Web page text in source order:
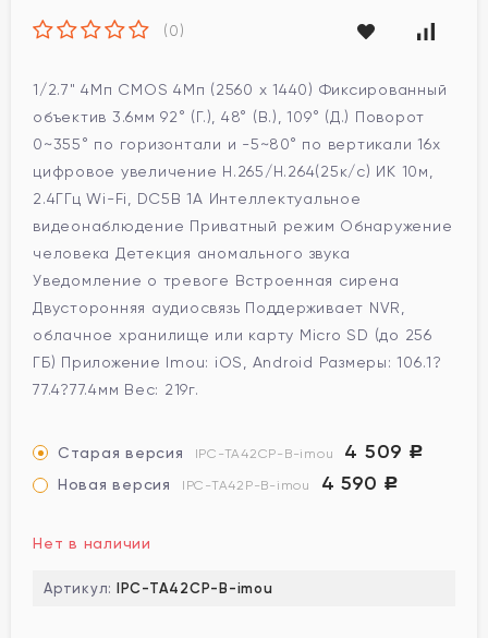
(0)
1/2.7" 4Мп CMOS 4Mп (2560 x 1440) Фиксированный
объектив 3.6мм 92° (Г.), 48° (В.), 109° (Д.) Поворот
0~355° по горизонтали и -5~80° по вертикали 16x
цифровое увеличение H.265/H.264(25к/с) ИК 10м,
2.4ГГц Wi-Fi, DC5В 1A Интеллектуальное
видеонаблюдение Приватный режим Обнаружение
человека Детекция аномального звука
Уведомление о тревоге Встроенная сирена
Двусторонняя аудиосвязь Поддерживает NVR,
облачное хранилище или карту Micro SD (до 256
ГБ) Приложение Imou: iOS, Android Размеры: 106.1?
77.4?77.4мм Вес: 219г.
Старая версия IPC-TA42CP-B-imou 4 509 Р
Новая версия IPC-TA42P-B-imou 4 590 Р
Нет в наличии
Артикул: IPC-TA42CP-B-imou